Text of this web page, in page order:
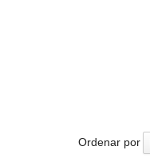
Ordenar por